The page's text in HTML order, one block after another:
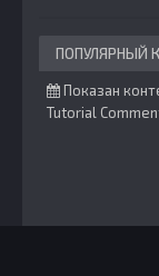
ПОПУЛЯРНЫЙ
Показан
Tutorial